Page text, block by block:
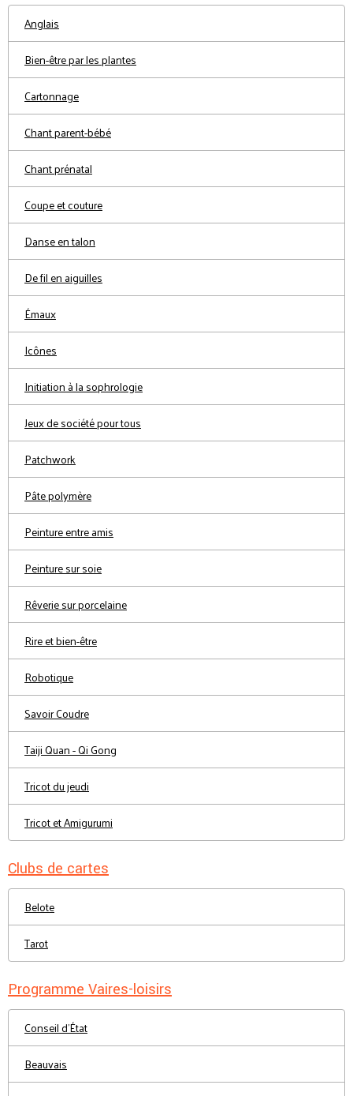
Anglais
Bien-être par les plantes
Cartonnage
Chant parent-bébé
Chant prénatal
Coupe et couture
Danse en talon
De fil en aiguilles
Émaux
Icônes
Initiation à la sophrologie
Jeux de société pour tous
Patchwork
Pâte polymère
Peinture entre amis
Peinture sur soie
Rêverie sur porcelaine
Rire et bien-être
Robotique
Savoir Coudre
Taiji Quan - Qi Gong
Tricot du jeudi
Tricot et Amigurumi
Clubs de cartes
Belote
Tarot
Programme Vaires-loisirs
Conseil d'État
Beauvais